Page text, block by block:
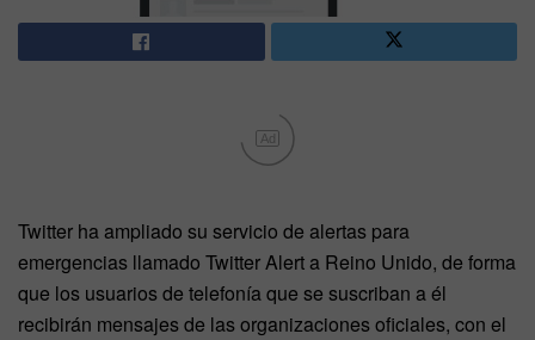
Ad
Twitter ha ampliado su servicio de alertas para
emergencias llamado Twitter Alert a Reino Unido, de forma
que los usuarios de telefonía que se suscriban a él
recibirán mensajes de las organizaciones oficiales, con el